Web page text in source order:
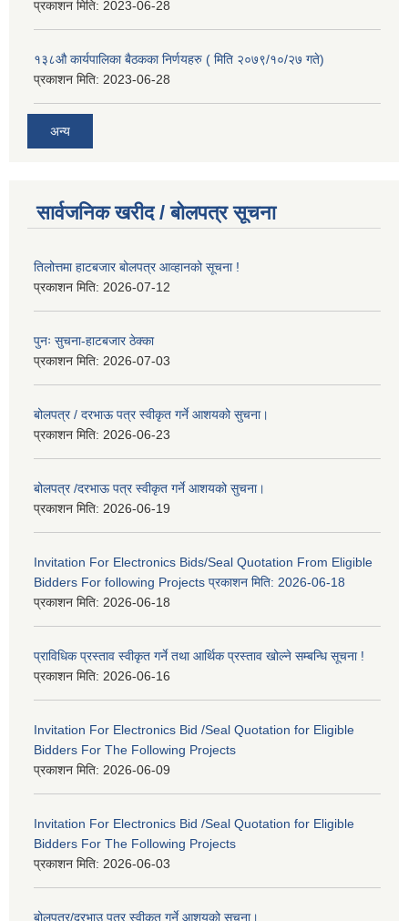
प्रकाशन मिति: 2023-06-28
१३८औ कार्यपालिका बैठकका निर्णयहरु ( मिति २०७९/१०/२७ गते)
प्रकाशन मिति: 2023-06-28
अन्य
सार्वजनिक खरीद / बोलपत्र सूचना
तिलोत्तमा हाटबजार बोलपत्र आव्हानको सूचना !
प्रकाशन मिति: 2026-07-12
पुनः सुचना-हाटबजार ठेक्का
प्रकाशन मिति: 2026-07-03
बोलपत्र / दरभाऊ पत्र स्वीकृत गर्ने आशयको सुचना।
प्रकाशन मिति: 2026-06-23
बोलपत्र /दरभाऊ पत्र स्वीकृत गर्ने आशयको सुचना।
प्रकाशन मिति: 2026-06-19
Invitation For Electronics Bids/Seal Quotation From Eligible
Bidders For following Projects प्रकाशन मिति: 2026-06-18
प्रकाशन मिति: 2026-06-18
प्राविधिक प्रस्ताव स्वीकृत गर्ने तथा आर्थिक प्रस्ताव खोल्ने सम्बन्धि सूचना !
प्रकाशन मिति: 2026-06-16
Invitation For Electronics Bid /Seal Quotation for Eligible
Bidders For The Following Projects
प्रकाशन मिति: 2026-06-09
Invitation For Electronics Bid /Seal Quotation for Eligible
Bidders For The Following Projects
प्रकाशन मिति: 2026-06-03
बोलपत्र/दरभाउ पत्र स्वीकृत गर्ने आशयको सूचना।